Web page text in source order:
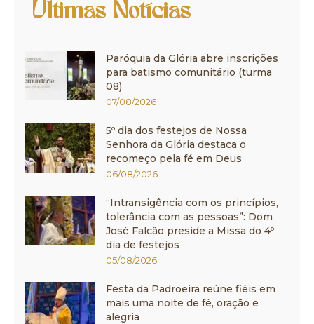
Últimas Notícias
Paróquia da Glória abre inscrições
para batismo comunitário (turma
08)
07/08/2026
5º dia dos festejos de Nossa
Senhora da Glória destaca o
recomeço pela fé em Deus
06/08/2026
“Intransigência com os princípios,
tolerância com as pessoas”: Dom
José Falcão preside a Missa do 4º
dia de festejos
05/08/2026
Festa da Padroeira reúne fiéis em
mais uma noite de fé, oração e
alegria